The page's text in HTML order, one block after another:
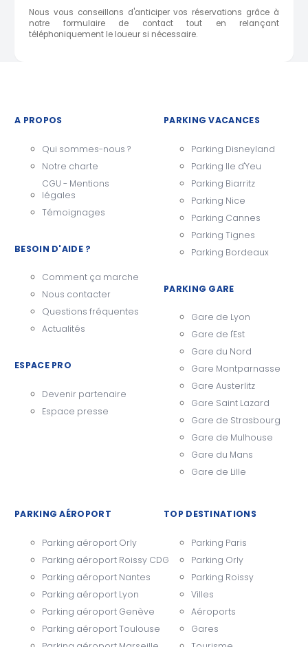
Nous vous conseillons d'anticiper vos réservations grâce à
notre formulaire de contact tout en relançant
téléphoniquement le loueur si nécessaire.
A PROPOS
Qui sommes-nous ?
Notre charte
CGU - Mentions
légales
Témoignages
BESOIN D'AIDE ?
Comment ça marche
Nous contacter
Questions fréquentes
Actualités
ESPACE PRO
Devenir partenaire
Espace presse
PARKING VACANCES
Parking Disneyland
Parking Ile d'Yeu
Parking Biarritz
Parking Nice
Parking Cannes
Parking Tignes
Parking Bordeaux
PARKING GARE
Gare de Lyon
Gare de l'Est
Gare du Nord
Gare Montparnasse
Gare Austerlitz
Gare Saint Lazard
Gare de Strasbourg
Gare de Mulhouse
Gare du Mans
Gare de Lille
PARKING AÉROPORT
Parking aéroport Orly
Parking aéroport Roissy CDG
Parking aéroport Nantes
Parking aéroport Lyon
Parking aéroport Genève
Parking aéroport Toulouse
TOP DESTINATIONS
Parking Paris
Parking Orly
Parking Roissy
Villes
Aéroports
Gares